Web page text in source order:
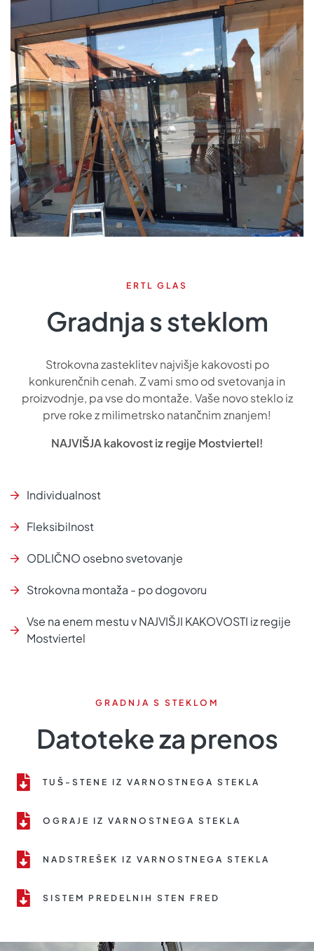
ERTL GLAS
Gradnja s steklom
Strokovna zasteklitev najvišje kakovosti po
konkurenčnih cenah. Z vami smo od svetovanja in
proizvodnje, pa vse do montaže. Vaše novo steklo iz
prve roke z milimetrsko natančnim znanjem!
NAJVIŠJA kakovost iz regije Mostviertel!
Individualnost
Fleksibilnost
ODLIČNO osebno svetovanje
Strokovna montaža - po dogovoru
Vse na enem mestu v NAJVIŠJI KAKOVOSTI iz regije
Mostviertel
GRADNJA S STEKLOM
Datoteke za prenos
TUŠ-STENE IZ VARNOSTNEGA STEKLA
OGRAJE IZ VARNOSTNEGA STEKLA
NADSTREŠEK IZ VARNOSTNEGA STEKLA
SISTEM PREDELNIH STEN FRED